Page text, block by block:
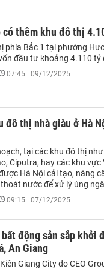
có thêm khu đô thị
phía Bắc 1 tại phường
đầu tư khoảng 4.110 tỷ
07:45 | 09/12/2025
đô thị nhà giàu ở Hà
tại các khu đô thị
Ciputra, hay các khu vực
Hà Nội cải tạo, nâng
nước để xử lý úng
09:15 | 07/12/2025
động sản sắp khởi
An Giang
Giang City do CEO